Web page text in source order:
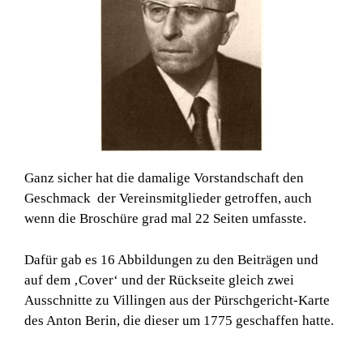
Ganz sicher hat die damalige Vorstandschaft den
Geschmack der Vereinsmitglieder getroffen, auch
wenn die Broschüre grad mal 22 Seiten umfasste.
Dafür gab es 16 Abbildungen zu den Beiträgen und
auf dem ‚Cover‘ und der Rückseite gleich zwei
Ausschnitte zu Villingen aus der Pürschgericht-Karte
des Anton Berin, die dieser um 1775 geschaffen hatte.